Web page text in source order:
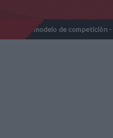
de competición - Temporada